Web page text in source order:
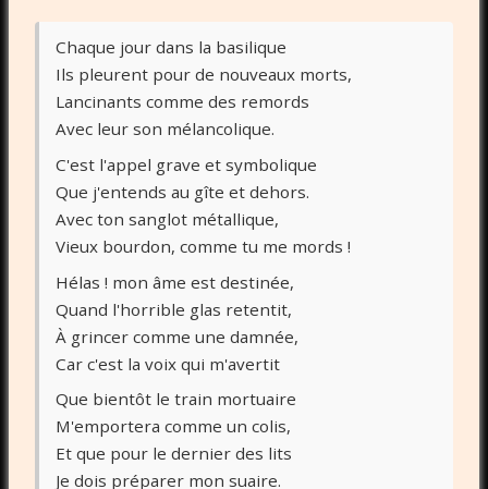
Chaque jour dans la basilique
Ils pleurent pour de nouveaux morts,
Lancinants comme des remords
Avec leur son mélancolique.
C'est l'appel grave et symbolique
Que j'entends au gîte et dehors.
Avec ton sanglot métallique,
Vieux bourdon, comme tu me mords !
Hélas ! mon âme est destinée,
Quand l'horrible glas retentit,
À grincer comme une damnée,
Car c'est la voix qui m'avertit
Que bientôt le train mortuaire
M'emportera comme un colis,
Et que pour le dernier des lits
Je dois préparer mon suaire.